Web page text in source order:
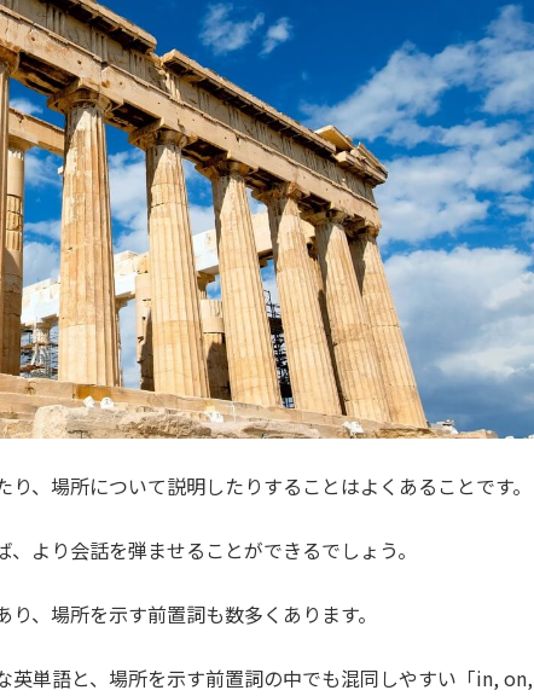
、場所について説明したりすることはよくあることです。
より会話を弾ませることができるでしょう。
、場所を示す前置詞も数多くあります。
英単語と、場所を示す前置詞の中でも混同しやすい「in, on,